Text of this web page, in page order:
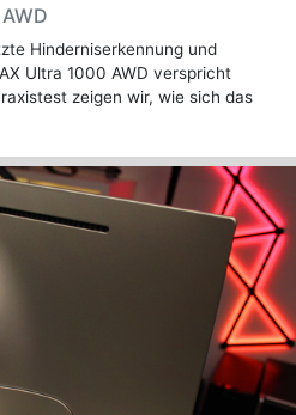
Hinderniserkennung und
Ultra 1000 AWD verspricht
zeigen wir, wie sich das